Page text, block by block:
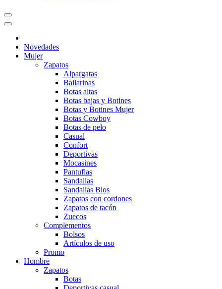
Novedades
Mujer
Zapatos
Alpargatas
Bailarinas
Botas altas
Botas bajas y Botines
Botas y Botines Mujer
Botas Cowboy
Botas de pelo
Casual
Confort
Deportivas
Mocasines
Pantuflas
Sandalias
Sandalias Bios
Zapatos con cordones
Zapatos de tacón
Zuecos
Complementos
Bolsos
Artículos de uso
Promo
Hombre
Zapatos
Botas